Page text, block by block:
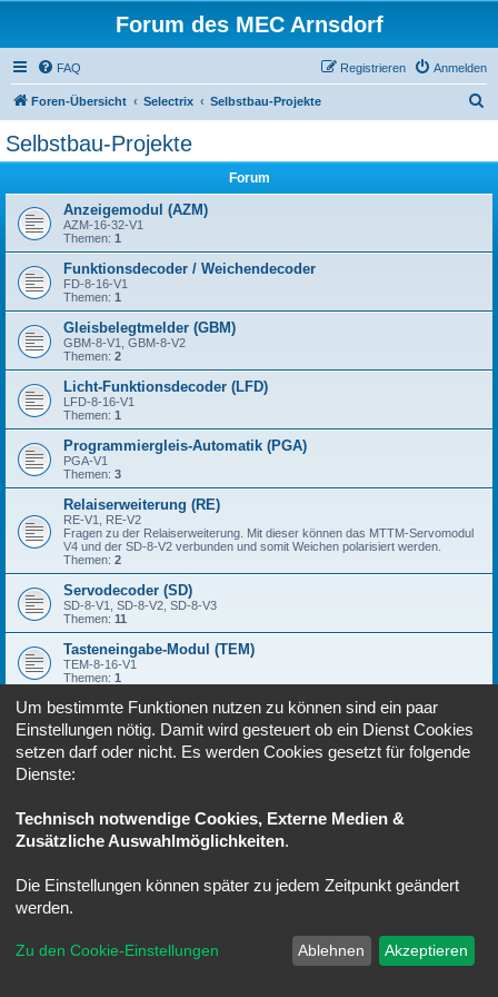
Forum des MEC Arnsdorf
FAQ Anmelden
Registrieren
Foren-Übersicht Selectrix Selbstbau-Projekte
Selbstbau-Projekte
Forum
Anzeigemodul (AZM)
AZM-16-32-V1
Themen: 1
Funktionsdecoder / Weichendecoder
FD-8-16-V1
Themen: 1
Gleisbelegtmelder (GBM)
GBM-8-V1, GBM-8-V2
Themen: 2
Licht-Funktionsdecoder (LFD)
LFD-8-16-V1
Themen: 1
Programmiergleis-Automatik (PGA)
PGA-V1
Themen: 3
Relaiserweiterung (RE)
RE-V1, RE-V2
Fragen zu der Relaiserweiterung. Mit dieser können das MTTM-Servomodul
V4 und der SD-8-V2 verbunden und somit Weichen polarisiert werden.
Themen: 2
Servodecoder (SD)
SD-8-V1, SD-8-V2, SD-8-V3
Themen: 11
Tasteneingabe-Modul (TEM)
TEM-8-16-V1
Themen: 1
Verteiler (VT)
VT-V1, VT-V2
Deutsche Übersetzung durchphpBB.de
Um bestimmte Funktionen nutzen zu können sind ein paar
Einstellungen nötig. Damit wird gesteuert ob ein Dienst Cookies
setzen darf oder nicht. Es werden Cookies gesetzt für folgende
Dienste:
Technisch notwendige Cookies, Externe Medien &
Zusätzliche Auswahlmöglichkeiten.
Die Einstellungen können später zu jedem Zeitpunkt geändert
werden.
Zu den Cookie-Einstellungen Ablehnen Akzeptieren